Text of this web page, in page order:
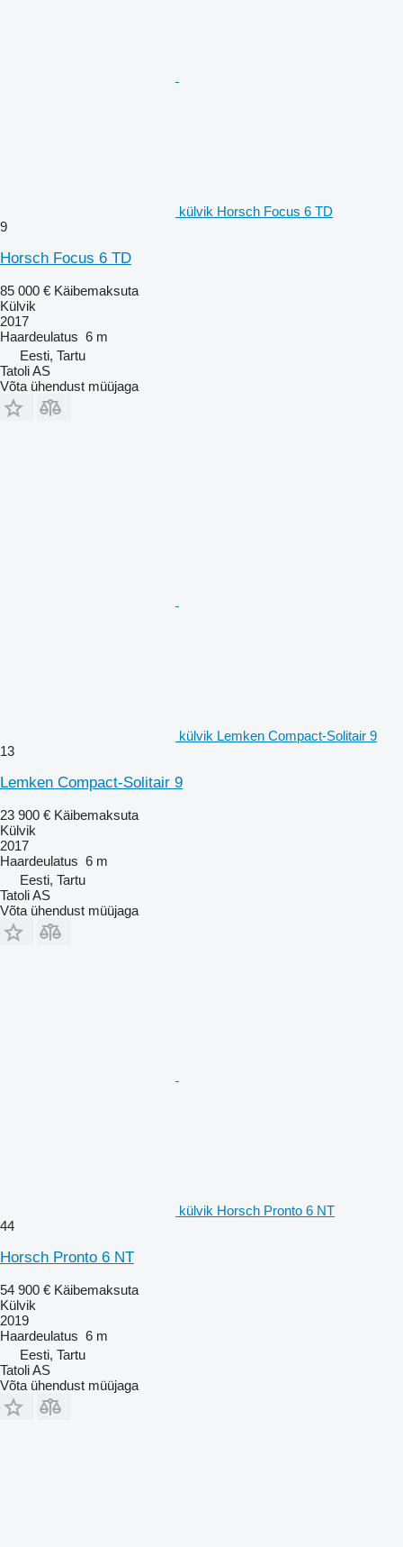
külvik Horsch Focus 6 TD
9
Horsch Focus 6 TD
85 000 € Käibemaksuta
Külvik
2017
Haardeulatus 6 m
Eesti, Tartu
Tatoli AS
Võta ühendust müüjaga
külvik Lemken Compact-Solitair 9
13
Lemken Compact-Solitair 9
23 900 € Käibemaksuta
Külvik
2017
Haardeulatus 6 m
Eesti, Tartu
Tatoli AS
Võta ühendust müüjaga
külvik Horsch Pronto 6 NT
44
Horsch Pronto 6 NT
54 900 € Käibemaksuta
Külvik
2019
Haardeulatus 6 m
Eesti, Tartu
Tatoli AS
Võta ühendust müüjaga